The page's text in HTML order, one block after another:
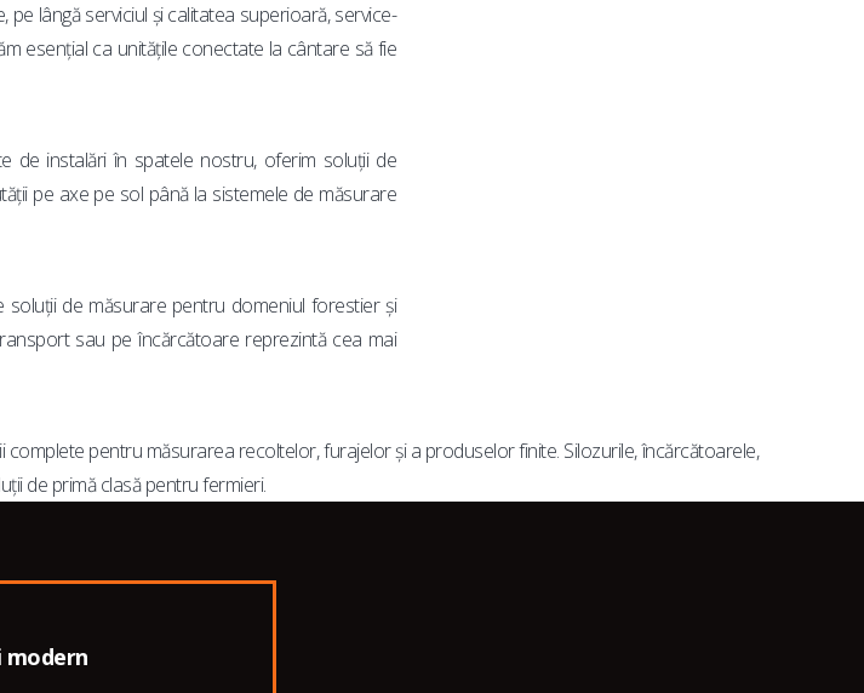
lângă serviciul și calitatea superioară, service-
esențial ca unitățile conectate la cântare să fie
de instalări în spatele nostru, oferim soluții de
pe axe pe sol până la sistemele de măsurare
de măsurare pentru domeniul forestier și
sau pe încărcătoare reprezintă cea mai
pentru măsurarea recoltelor, furajelor și a produselor finite. Silozurile, încărcătoarele,
de primă clasă pentru fermieri.
modern